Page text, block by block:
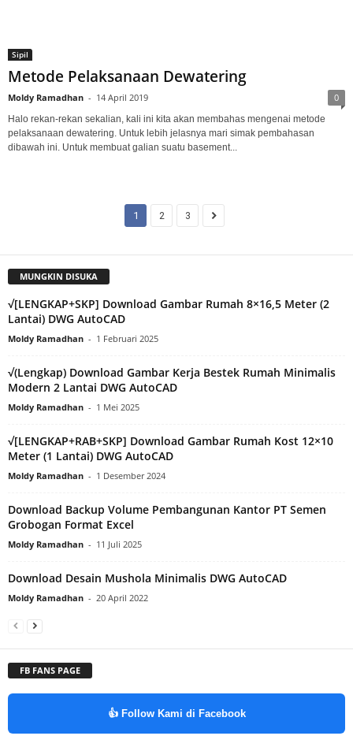
Sipil
Metode Pelaksanaan Dewatering
Moldy Ramadhan - 14 April 2019 0
Halo rekan-rekan sekalian, kali ini kita akan membahas mengenai metode
pelaksanaan dewatering. Untuk lebih jelasnya mari simak pembahasan
dibawah ini. Untuk membuat galian suatu basement...
1 2 3
MUNGKIN DISUKA
√[LENGKAP+SKP] Download Gambar Rumah 8×16,5 Meter (2
Lantai) DWG AutoCAD
Moldy Ramadhan - 1 Februari 2025
√(Lengkap) Download Gambar Kerja Bestek Rumah Minimalis
Modern 2 Lantai DWG AutoCAD
Moldy Ramadhan - 1 Mei 2025
√[LENGKAP+RAB+SKP] Download Gambar Rumah Kost 12×10
Meter (1 Lantai) DWG AutoCAD
Moldy Ramadhan - 1 Desember 2024
Download Backup Volume Pembangunan Kantor PT Semen
Grobogan Format Excel
Moldy Ramadhan - 11 Juli 2025
Download Desain Mushola Minimalis DWG AutoCAD
Moldy Ramadhan - 20 April 2022
FB FANS PAGE
👍 Follow Kami di Facebook